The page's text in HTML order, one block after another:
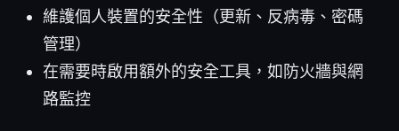
維護個人裝置的安全性（更新、反病毒、密碼
管理）
在需要時啟用額外的安全工具，如防火牆與網
路監控